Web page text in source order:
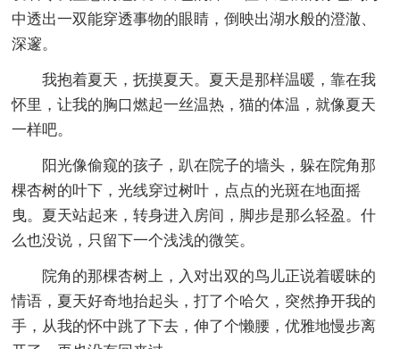
中透出一双能穿透事物的眼睛，倒映出湖水般的澄澈、
深邃。
我抱着夏天，抚摸夏天。夏天是那样温暖，靠在我
怀里，让我的胸口燃起一丝温热，猫的体温，就像夏天
一样吧。
阳光像偷窥的孩子，趴在院子的墙头，躲在院角那
棵杏树的叶下，光线穿过树叶，点点的光斑在地面摇
曳。夏天站起来，转身进入房间，脚步是那么轻盈。什
么也没说，只留下一个浅浅的微笑。
院角的那棵杏树上，入对出双的鸟儿正说着暖昧的
情语，夏天好奇地抬起头，打了个哈欠，突然挣开我的
手，从我的怀中跳了下去，伸了个懒腰，优雅地慢步离